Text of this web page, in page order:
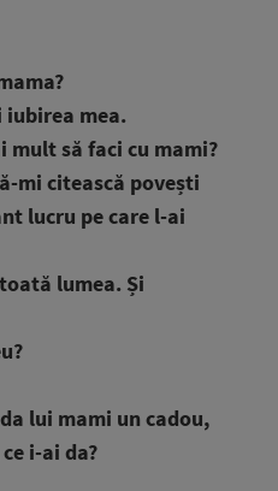
iubirea mea.
mult să faci cu mami?
mi citească povești
lucru pe care l-ai
lumea. Și
lui mami un cadou,
i-ai da?